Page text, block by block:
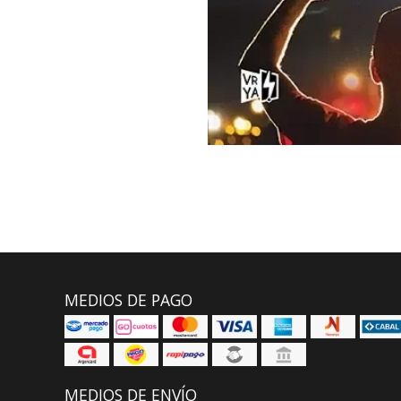
MEDIOS DE PAGO
MEDIOS DE ENVÍO